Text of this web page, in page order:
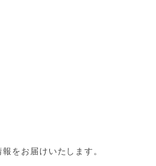
をお届けいたします。